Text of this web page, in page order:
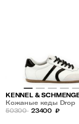
KENNEL &
Кожаные кеды Drop
50300 23400 ₽